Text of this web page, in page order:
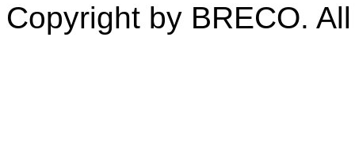
Copyright by BRECO.